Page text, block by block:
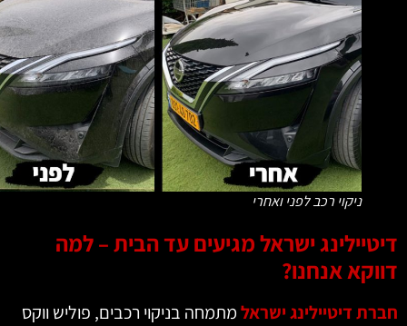
ניקוי רכב לפני ואחרי
ישראל מגיעים עד הבית – למה
אנחנו?
דיטיילינג ישראלמתמחה בניקוי רכבים, פוליש ווקס